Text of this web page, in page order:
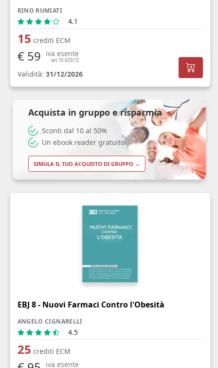
RINO RUMIATI
4.1
15 crediti ECM
€ 59 iva esente
art.10 633/72
Validità: 31/12/2026
EBJ 8 - Nuovi Farmaci Contro l'Obesità
ANGELO CIGNARELLI
4.5
25 crediti ECM
iva esente
Acquista in gruppo e risparmia
Sconti dal 10 al 50%
Un ebook reader gratuito
SIMULA IL TUO ACQUISTO DI GRUPPO →